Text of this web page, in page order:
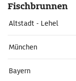
Fischbrunnen
Altstadt - Lehel
München
Bayern